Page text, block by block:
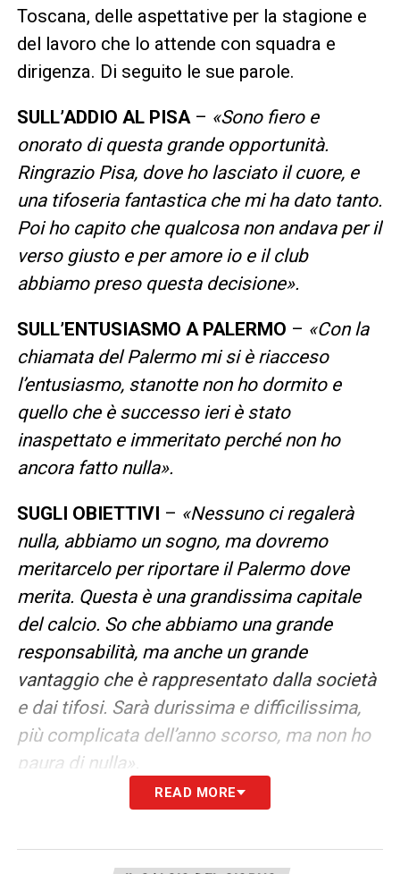
Toscana, delle aspettative per la stagione e
del lavoro che lo attende con squadra e
dirigenza. Di seguito le sue parole.
SULL’ADDIO AL PISA– «Sono fiero e
onorato di questa grande opportunità.
Ringrazio Pisa, dove ho lasciato il cuore, e
una tifoseria fantastica che mi ha dato tanto.
Poi ho capito che qualcosa non andava per il
verso giusto e per amore io e il club
abbiamo preso questa decisione».
SULL’ENTUSIASMO A PALERMO – «Con la
chiamata del Palermo mi si è riacceso
l’entusiasmo, stanotte non ho dormito e
quello che è successo ieri è stato
inaspettato e immeritato perché non ho
ancora fatto nulla».
SUGLI OBIETTIVI – «Nessuno ci regalerà
nulla, abbiamo un sogno, ma dovremo
meritarcelo per riportare il Palermo dove
merita. Questa è una grandissima capitale
del calcio. So che abbiamo una grande
responsabilità, ma anche un grande
vantaggio che è rappresentato dalla società
e dai tifosi. Sarà durissima e difficilissima,
più complicata dell’anno scorso, ma non ho
paura di nulla».
SUL METODO DI LAVORO–«La società mi
chiesto. Con me chi corre poco sta fuori, non
READ MORE